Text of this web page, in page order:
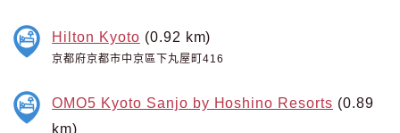
Hilton Kyoto (0.92 km)
京都府京都市中京區下丸屋町416
OMO5 Kyoto Sanjo by Hoshino Resorts (0.89
km)